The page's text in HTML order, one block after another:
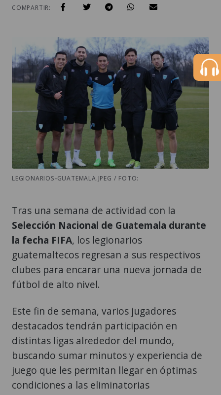
COMPARTIR:
LEGIONARIOS-GUATEMALA.JPEG / FOTO:
Tras una semana de actividad con la
Selección Nacional de Guatemala durante
la fecha FIFA, los legionarios
guatemaltecos regresan a sus respectivos
clubes para encarar una nueva jornada de
fútbol de alto nivel.
Este fin de semana, varios jugadores
destacados tendrán participación en
distintas ligas alrededor del mundo,
buscando sumar minutos y experiencia de
juego que les permitan llegar en óptimas
condiciones a las eliminatorias